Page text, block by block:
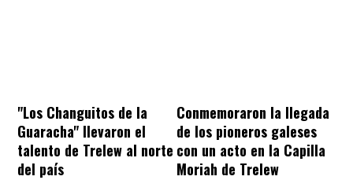
"Los Changuitos de la
Guaracha" llevaron el
talento de Trelew al norte
del país
Conmemoraron la llegada
de los pioneros galeses
con un acto en la Capilla
Moriah de Trelew